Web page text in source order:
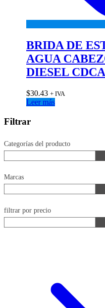
BRIDA DE
AGUA
DIESEL CDCA
$30.43 + IVA
Leer más
Filtrar
Categorías del producto
Marcas
filtrar por precio